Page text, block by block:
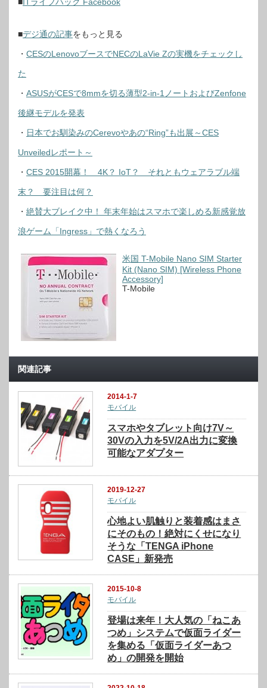
■デジ通の記事をもっと見る
・ CESのLenovoブースでNECのLaVie Zの実機をチェックし
た
・ ASUSがCESで8mmを切る薄型2-in-1ノートおよびZenfone
後継モデルを発表
・ 日本でお馴染みのCerevoやあの“Ring”も出展～CES
Unveiledレポート～
・ CES 2015開幕！ 4K？ IoT？ それともウェアラブル端
末？ 要注目は何？
・ 絶賛大ブレイク中！ 年末年始はスマホで楽しめる新感覚放
浪ゲーム「Ingress」で熱くなろう
米国 T-Mobile Nano SIM Starter
Kit (Nano SIM) [Wireless Phone
Accessory]
T-Mobile
関連記事
2014-1-7
モバイル
スマホやタブレット向け7V～
30Vの入力を5V/2A出力に変換
可能なアダプター
2019-12-27
モバイル
心地よい肌触りと装着感はまさ
にそのもの！絶対にくせになり
そうな「TENGA iPhone
CASE」新発売
2015-10-8
モバイル
登場は来年！大人気の「ねこあ
つめ」システムで仮面ライダー
を集める「仮面ライダーあつ
め」の開発を開始